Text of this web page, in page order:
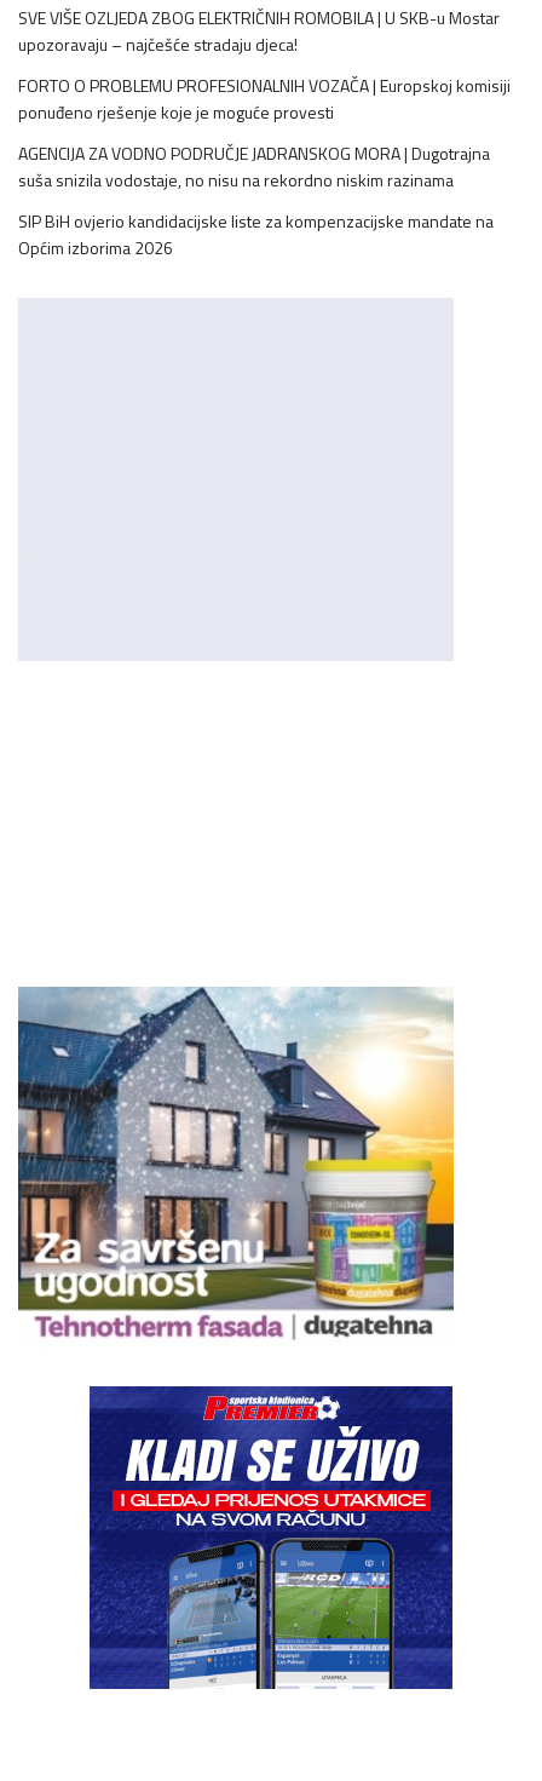
SVE VIŠE OZLJEDA ZBOG ELEKTRIČNIH ROMOBILA | U SKB-u Mostar
upozoravaju – najčešće stradaju djeca!
FORTO O PROBLEMU PROFESIONALNIH VOZAČA | Europskoj komisiji
ponuđeno rješenje koje je moguće provesti
AGENCIJA ZA VODNO PODRUČJE JADRANSKOG MORA | Dugotrajna
suša snizila vodostaje, no nisu na rekordno niskim razinama
SIP BiH ovjerio kandidacijske liste za kompenzacijske mandate na
Općim izborima 2026